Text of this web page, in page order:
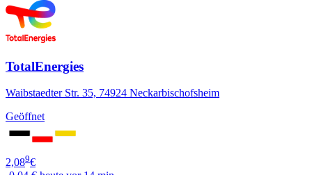
TotalEnergies
Waibstaedter Str. 35, 74924 Neckarbischofsheim
Geöffnet
2,089€